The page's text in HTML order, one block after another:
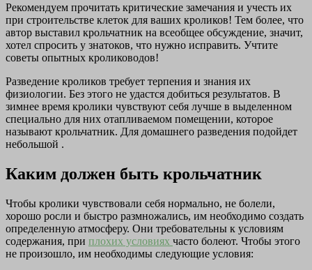
Рекомендуем прочитать критические замечания и учесть их
при строительстве клеток для ваших кроликов! Тем более, что
автор выставил крольчатник на всеобщее обсуждение, значит,
хотел спросить у знатоков, что нужно исправить. Учтите
советы опытных кролиководов!
Разведение кроликов требует терпения и знания их
физиологии. Без этого не удастся добиться результатов. В
зимнее время кролики чувствуют себя лучше в выделенном
специально для них отапливаемом помещении, которое
называют крольчатник. Для домашнего разведения подойдет
небольшой .
Каким должен быть крольчатник
Чтобы кролики чувствовали себя нормально, не болели,
хорошо росли и быстро размножались, им необходимо создать
определенную атмосферу. Они требовательны к условиям
содержания, при плохих условиях часто болеют. Чтобы этого
не произошло, им необходимы следующие условия: